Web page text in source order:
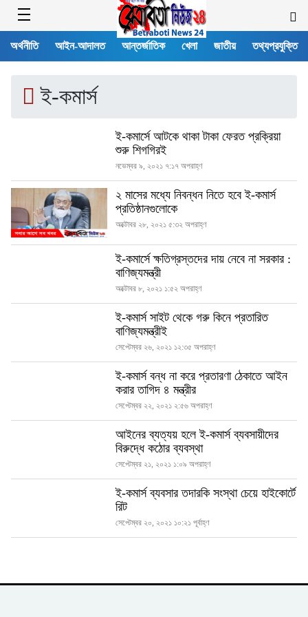
অর্থনীতি আইন-আদালত আন্তর্জাতিক খেলা জাতীয় তথ্যপ্রযুক্তি
ই-কমার্স
ই-কমার্সে আটকে থাকা টাকা ফেরত প্রক্রিয়া
শুরু শিগগিরই
নভেম্বর ৯, ২০২১ ৭:১৭ অপরাহ্ণ
২ মাসের মধ্যে নিবন্ধন নিতে হবে ই-কমার্স
প্রতিষ্ঠানগুলোকে
অক্টোবর ২৮, ২০২১ ৫:৩২ অপরাহ্ণ
ই-কমার্সে ক্ষতিগ্রস্তদের দায় নেবে না সরকার :
বাণিজ্যমন্ত্রী
অক্টোবর ৮, ২০২১ ১:৫২ অপরাহ্ণ
ই-কমার্স সাইট থেকে গরু কিনে প্রতারিত
বাণিজ্যমন্ত্রীই
সেপ্টেম্বর ২৬, ২০২১ ১২:৩৫ অপরাহ্ণ
ই-কমার্স বন্ধ না করে প্রতারণা ঠেকাতে আইন
করার তাগিদ ৪ মন্ত্রীর
সেপ্টেম্বর ২২, ২০২১ ২:৫৬ অপরাহ্ণ
আইনের ব্যত্যয় হলে ই-কমার্স ব্যবসায়ীদের
বিরুদ্ধে কঠোর ব্যবস্থা
সেপ্টেম্বর ২১, ২০২১ ১:০৯ অপরাহ্ণ
ই-কমার্স ব্যবসার তদারকি সংস্থা চেয়ে হাইকোর্টে
রিট
সেপ্টেম্বর ২০, ২০২১ ১০:২১ পূর্বাহ্ণ